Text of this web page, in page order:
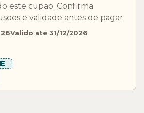
este cupao. Confirma
e validade antes de pagar.
Valido ate 31/12/2026